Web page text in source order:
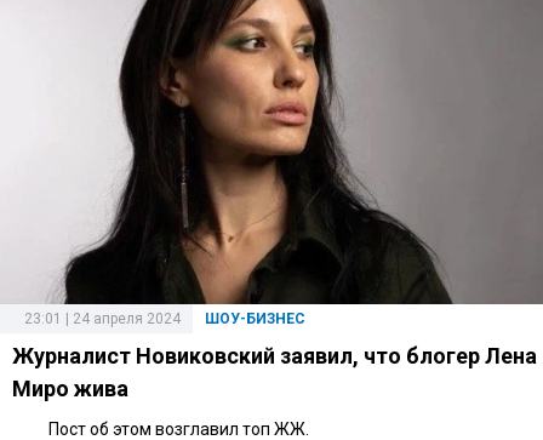
ШОУ-БИЗНЕС
23:01 | 24 апреля 2024
Журналист Новиковский заявил, что блогер Лена
Миро жива
Пост об этом возглавил топ ЖЖ.